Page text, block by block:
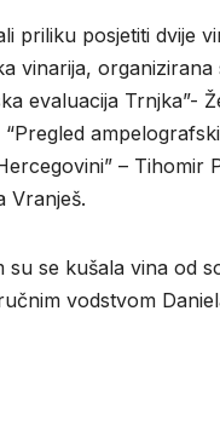
priliku posjetiti dvije
vinarija,
evaluacija Trnjka”-
– Tihomir
Vranješ.
se kušala vina od
vodstvom